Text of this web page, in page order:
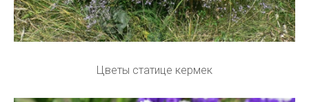
Цветы статице кермек